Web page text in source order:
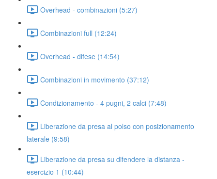
Overhead - combinazioni (5:27)
Combinazioni full (12:24)
Overhead - difese (14:54)
Combinazioni in movimento (37:12)
Condizionamento - 4 pugni, 2 calci (7:48)
Liberazione da presa al polso con posizionamento
laterale (9:58)
Liberazione da presa su difendere la distanza -
esercizio 1 (10:44)